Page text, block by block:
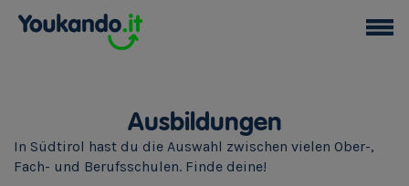
Ausbildungen
In Südtirol hast du die Auswahl zwischen vielen Ober-,
Fach- und Berufsschulen. Finde deine!